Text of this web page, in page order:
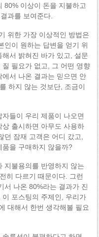
80% 이상이 돈을 지불하고
과를 보여준다.
위한 가장 이상적인 방법은
인이 원하는 답변을 얻기 위
서 밝혀진 바가 있고, 설문
필요가 없고, 그 어떤 영향
서 나온 결과는 믿으면 안
하지 않는 것보단, 조금이
들이 우리 제품이 나오면
출시하면 아무도 사용하
잠재 고객은 어디 갔고,
을 구매하지 않을까?
지불용의를 반영하지 않는
히 다르기 때문이다. 그런
서 나온 80%라는 결과가 진
포스팅의 주제인, 우리가
대해서 한번 생각해볼 필요